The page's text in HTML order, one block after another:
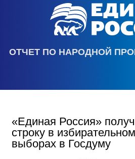
ОТЧЕТ ПО НАРОДНОЙ
«Единая Россия»
строку в
выборах в Госдуму